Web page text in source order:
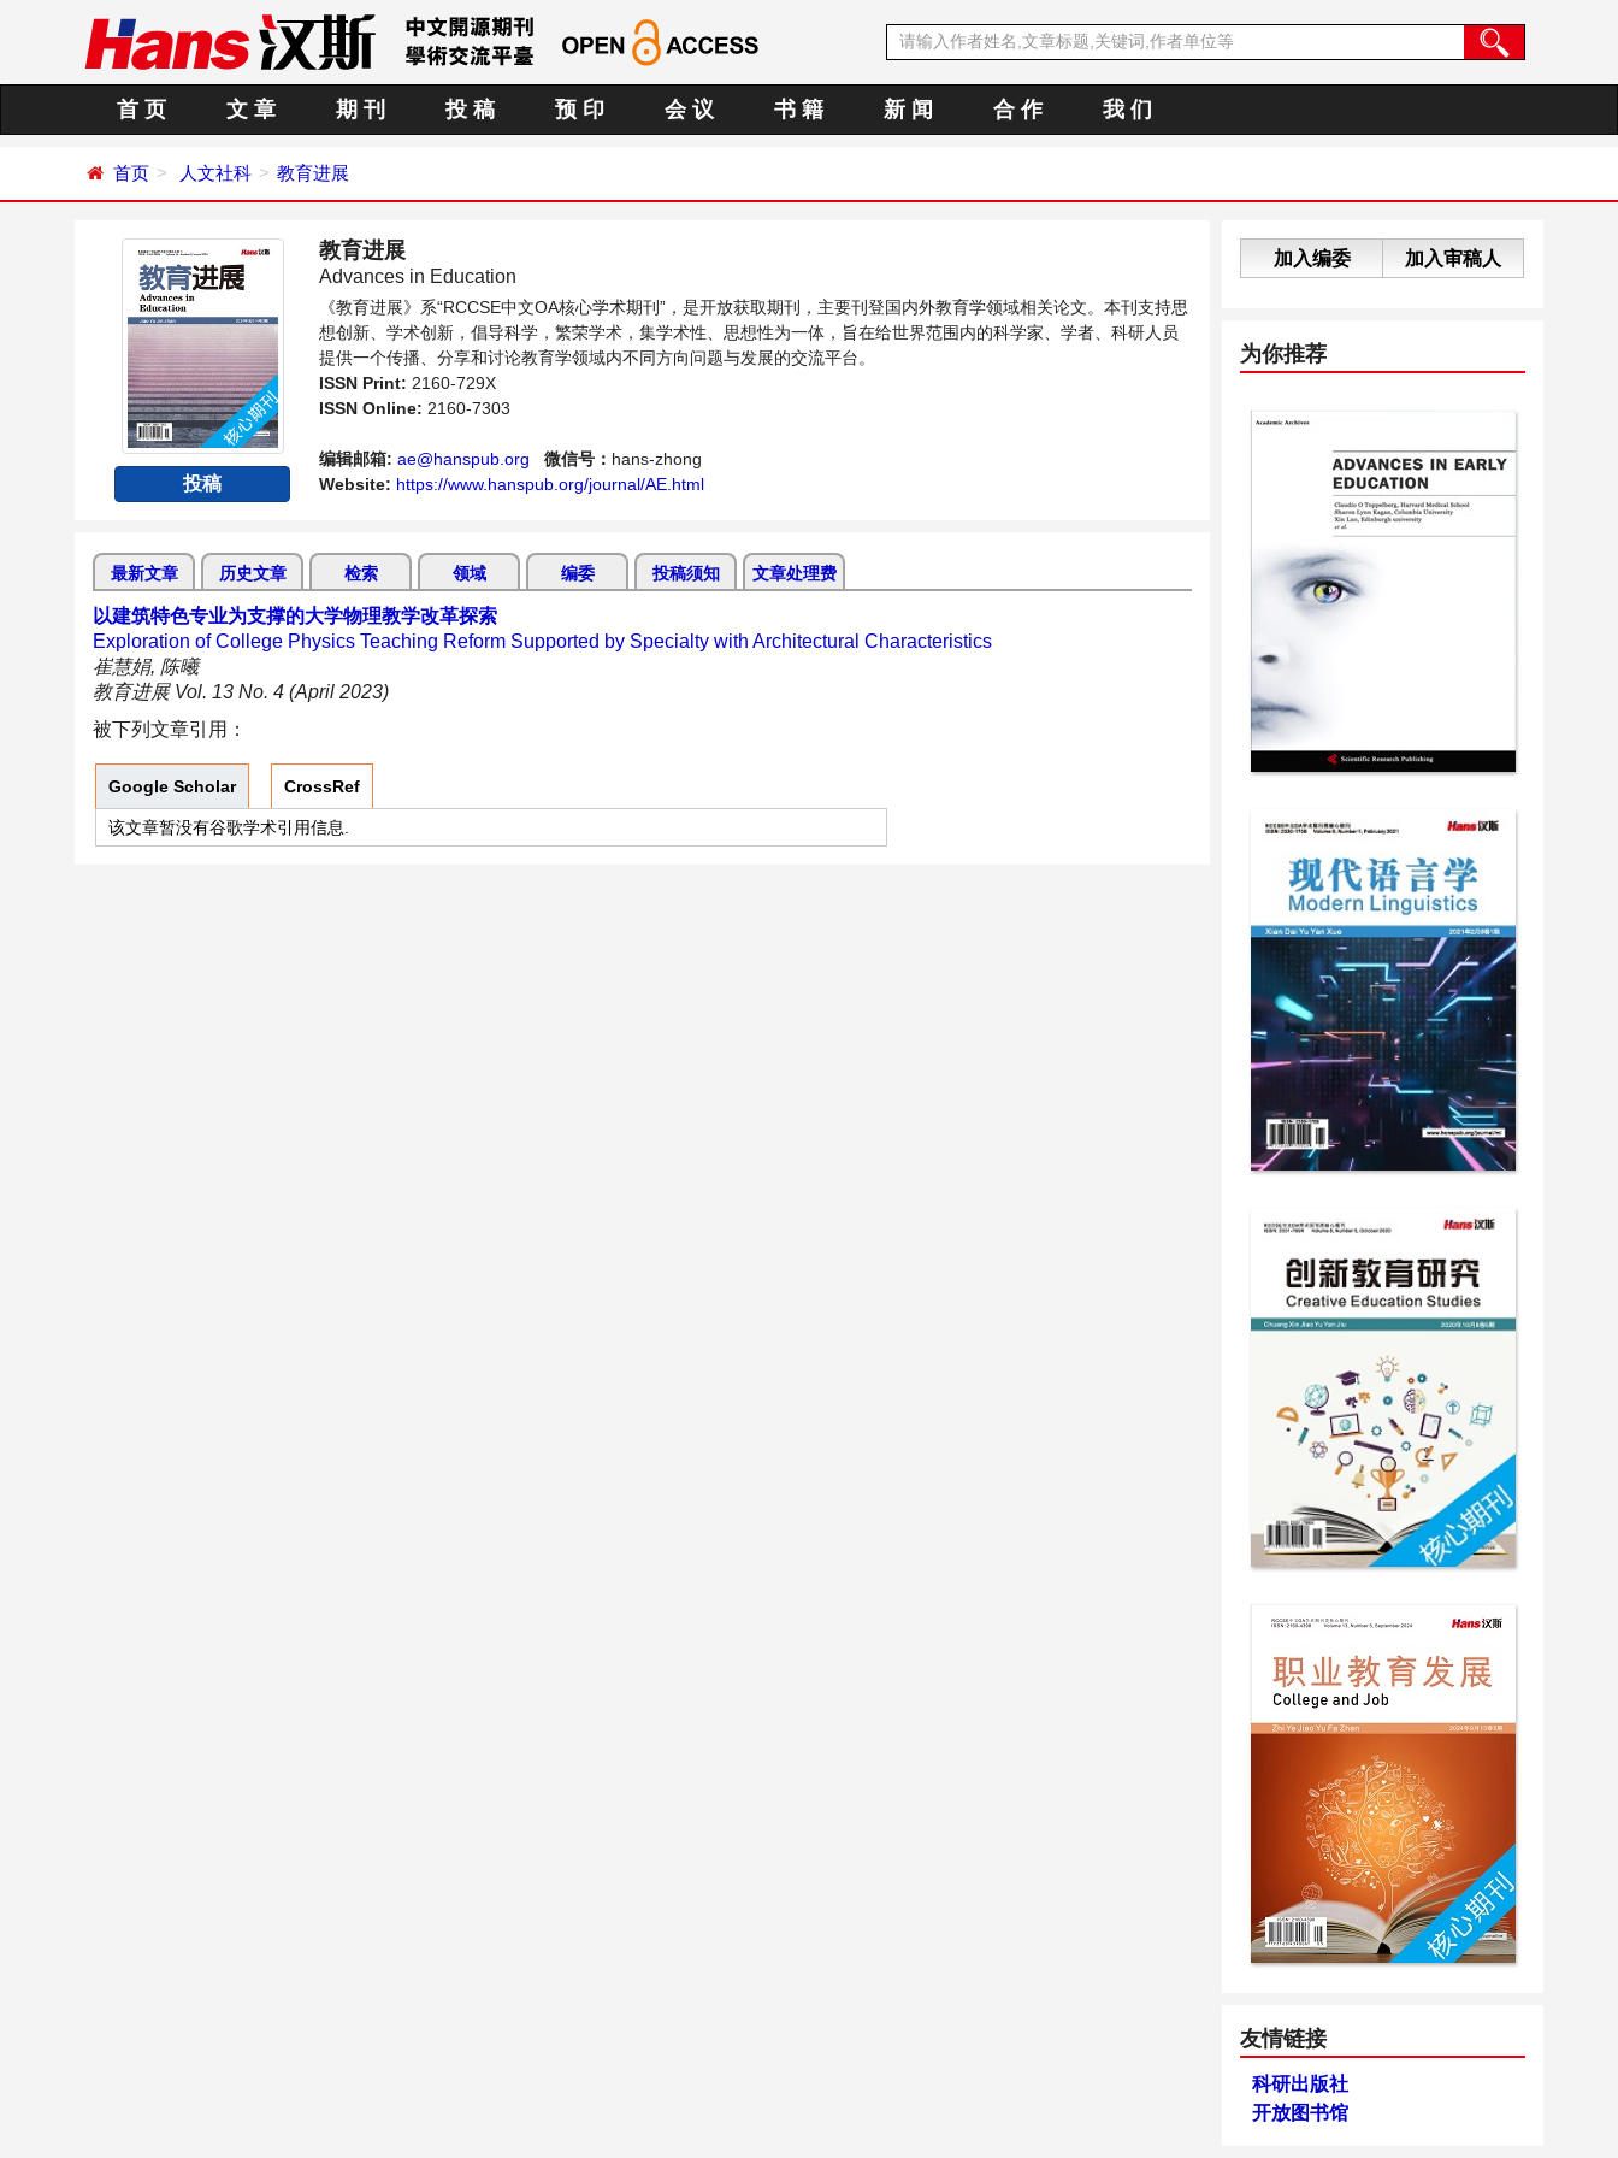
首 页 文 章 期 刊 投 稿 预 印 会 议 书 籍 新 闻 合 作 我 们
首页 人文社科 教育进展
投稿
教育进展
Advances in Education
《教育进展》系“RCCSE中文OA核心学术期刊”，是开放获取期刊，主要刊登国内外教育学领域相关论文。本刊支持思
想创新、学术创新，倡导科学，繁荣学术，集学术性、思想性为一体，旨在给世界范围内的科学家、学者、科研人员
提供一个传播、分享和讨论教育学领域内不同方向问题与发展的交流平台。
ISSN Print: 2160-729X
ISSN Online: 2160-7303
编辑邮箱: ae@hanspub.org 微信号： hans-zhong
Website: https://www.hanspub.org/journal/AE.html
最新文章 历史文章 检索 领域 编委 投稿须知 文章处理费
以建筑特色专业为支撑的大学物理教学改革探索
Exploration of College Physics Teaching Reform Supported by Specialty with Architectural Characteristics
崔慧娟, 陈曦
教育进展 Vol. 13 No. 4 (April 2023)
被下列文章引用：
Google Scholar CrossRef
该文章暂没有谷歌学术引用信息.
加入编委 加入审稿人
为你推荐
友情链接
科研出版社
开放图书馆